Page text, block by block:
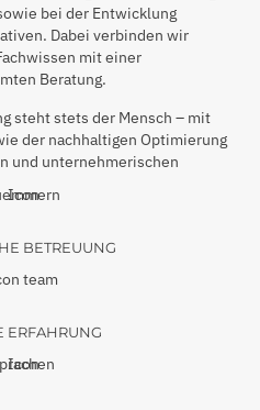
bei der Entwicklung
Dabei verbinden wir
mit einer
Beratung.
steht stets der Mensch – mit
der nachhaltigen Optimierung
und unternehmerischen
BETREUUNG
ERFAHRUNG